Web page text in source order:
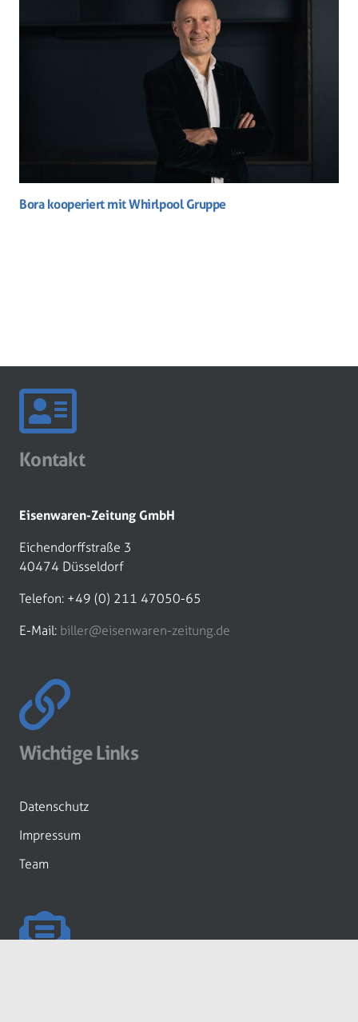
Bora kooperiert mit Whirlpool Gruppe
Kontakt
Eisenwaren-Zeitung GmbH
Eichendorffstraße 3
40474 Düsseldorf
Telefon: +49 (0) 211 47050-65
E-Mail: biller@eisenwaren-zeitung.de
Wichtige Links
Datenschutz
Impressum
Team